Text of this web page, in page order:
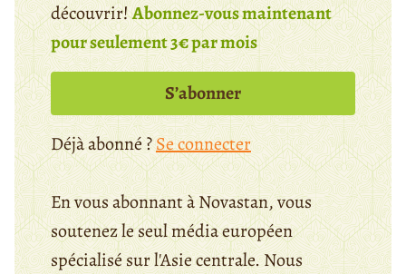
découvrir!Abonnez-vous maintenant
pour seulement 3€ par mois
S’abonner
Déjà abonné ?Se connecter
En vous abonnant à Novastan, vous
soutenez le seul média européen
spécialisé sur l'Asie centrale. Nous